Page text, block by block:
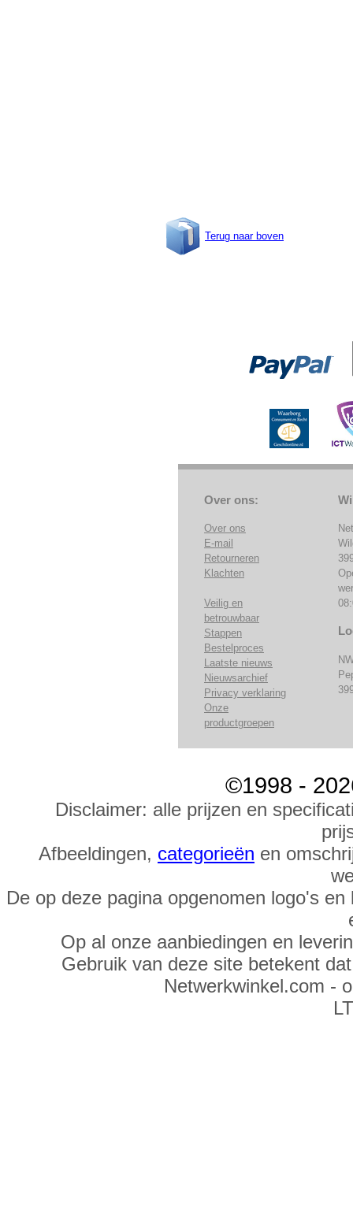
Terug naar boven
Over ons:
Over ons
E-mail
Retourneren
Klachten
Veilig en
betrouwbaar
Stappen
Bestelproces
Laatste nieuws
Nieuwsarchief
Privacy verklaring
Onze
productgroepen
©1998 -
Disclaimer: alle prijzen en
Afbeeldingen, categorieën en
De op deze pagina opgenomen logo's
Op al onze aanbiedingen en
Gebruik van deze site betekent
Netwerkwinkel.com -